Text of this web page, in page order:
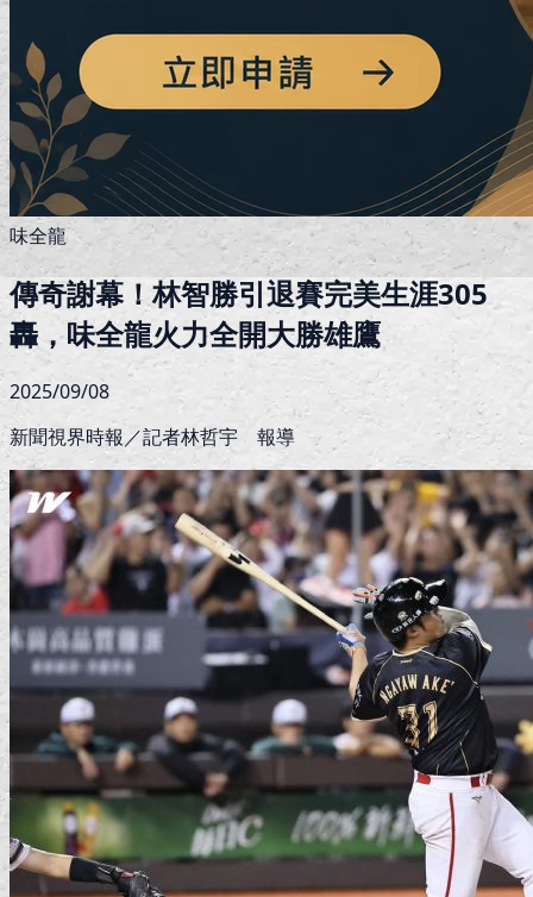
味全龍
傳奇謝幕！林智勝引退賽完美生涯305
轟，味全龍火力全開大勝雄鷹
2025/09/08
新聞視界時報／記者林哲宇 報導